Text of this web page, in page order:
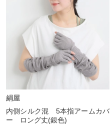
絹屋
内側シルク混 5本指アームカバ
ー ロング丈(銀色)